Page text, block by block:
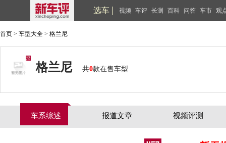
选车 视频 车评 长测 百科 问答 车市 观
首页 > 车型大全 > 格兰尼
格兰尼 共0款在售车型
车系综述 报道文章 视频评测